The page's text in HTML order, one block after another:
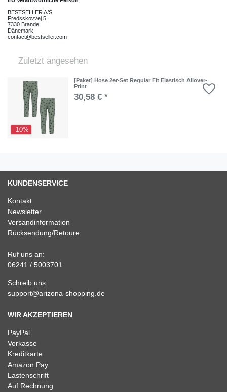
BESTSELLER A/S
Fredsskovvej 5
7330 Brande
Dänemark
contact@bestseller.com
Zuletzt angesehen
-10%
[Paket] Hose 2er-Set Regular Fit Elastisch Allover-
Print
30,58 € *
KUNDENSERVICE
Kontakt
Newsletter
Versandinformation
Rücksendung/Retoure
Ruf uns an:
06241 / 5003701
Schreib uns:
support@arizona-shopping.de
WIR AKZEPTIEREN
PayPal
Vorkasse
Kreditkarte
Amazon Pay
Lastenschrift
Auf Rechnung